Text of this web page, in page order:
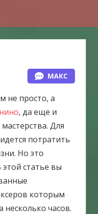
МАКС
не просто, а
, да еще и
Для
потратить
Но это
статье вы
которым
несколько часов.